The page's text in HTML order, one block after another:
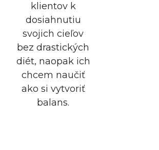
klientov k
dosiahnutiu
svojich cieľov
bez drastických
diét, naopak ich
chcem naučiť
ako si vytvoriť
balans.